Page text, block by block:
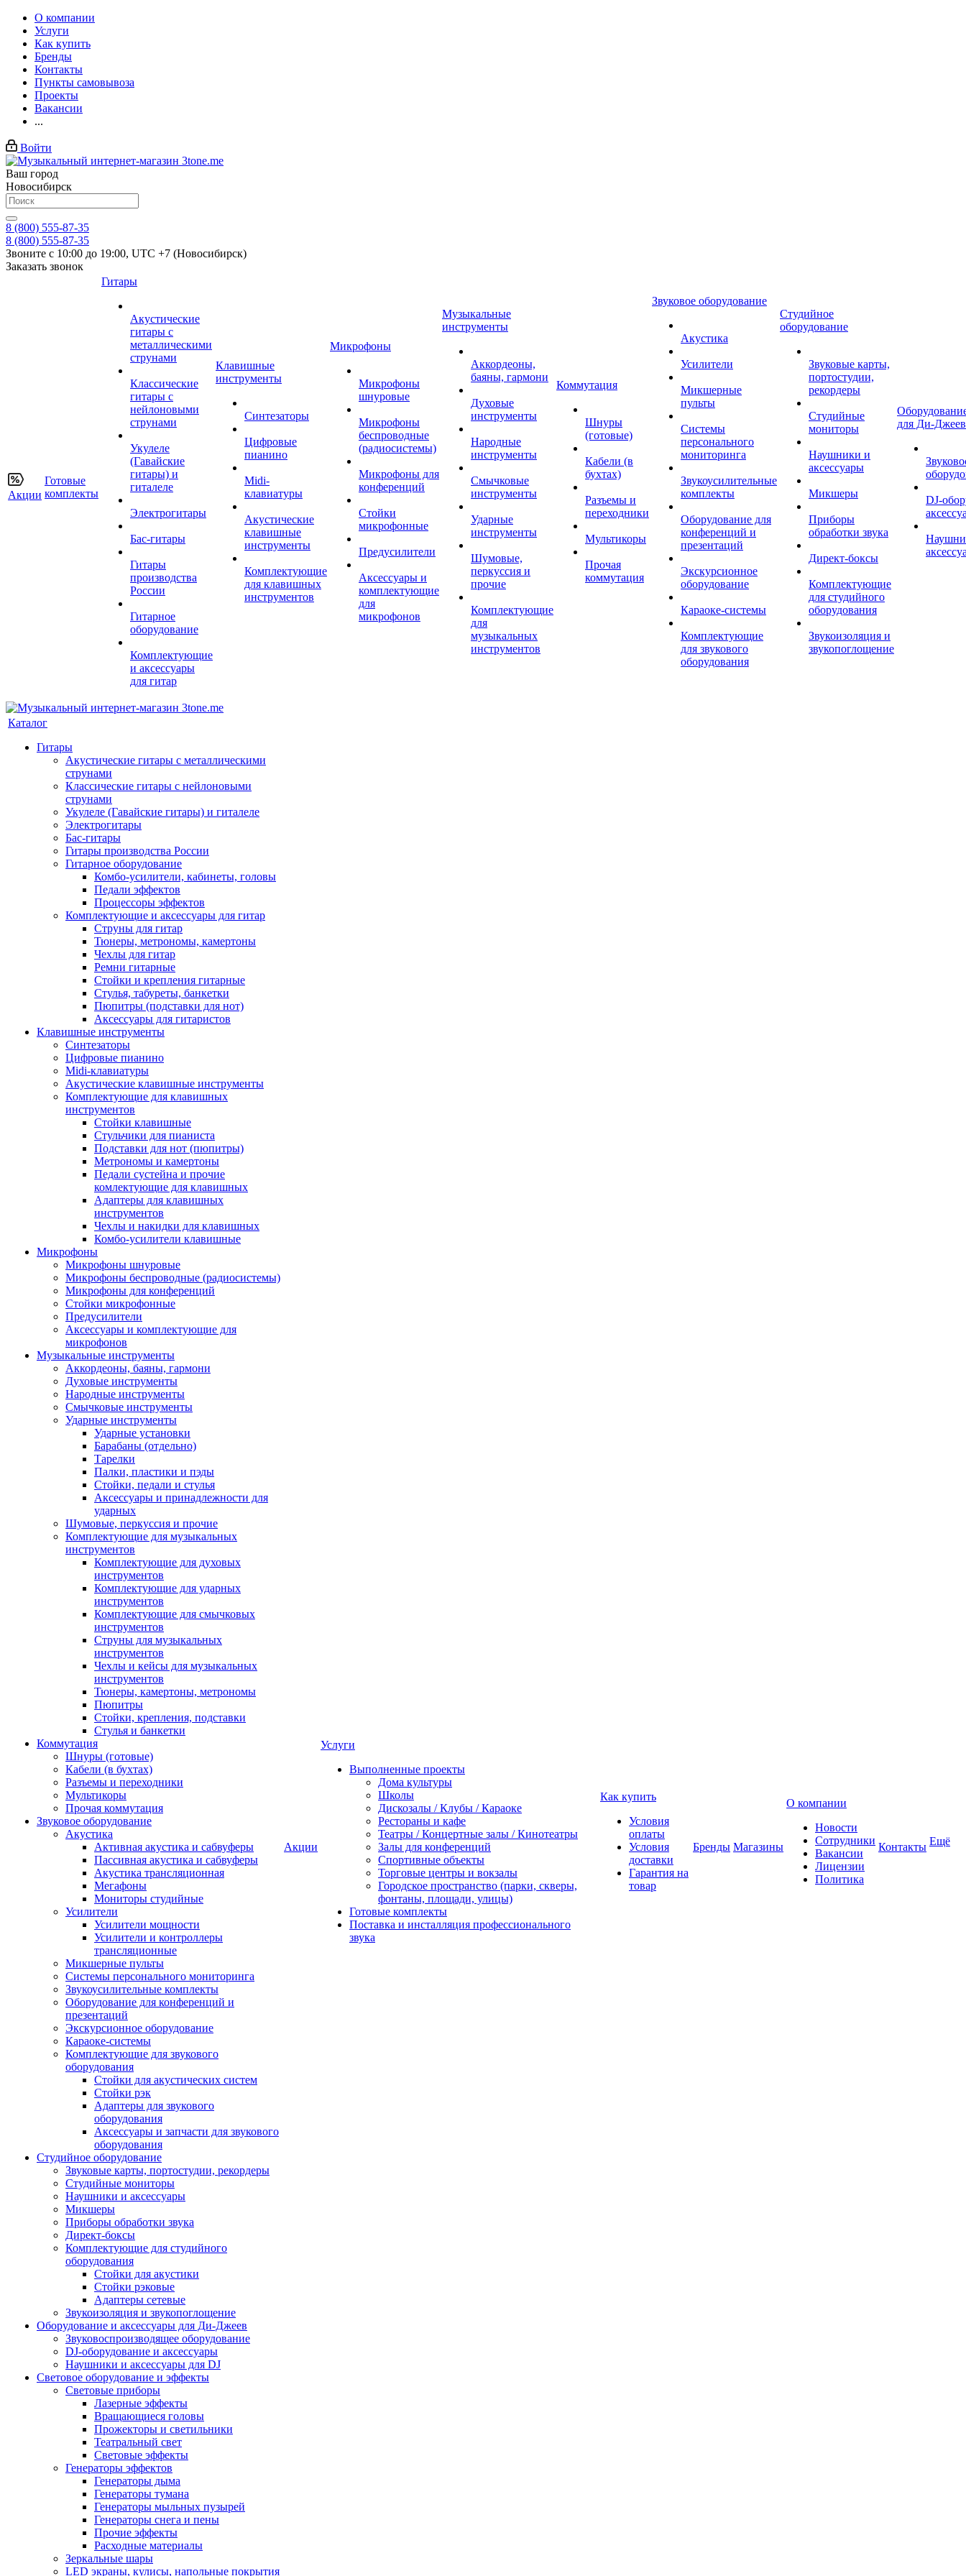
О компании
Услуги
Как купить
Бренды
Контакты
Пункты самовывоза
Проекты
Вакансии
...
Войти
Ваш город
Новосибирск
8 (800) 555-87-35
8 (800) 555-87-35
Звоните с 10:00 до 19:00, UTC +7 (Новосибирск)
Заказать звонок
Акции
Готовые
комплекты
Гитары
Акустические
гитары с
металлическими
струнами
Классические
гитары с
нейлоновыми
струнами
Укулеле
(Гавайские
гитары) и
гиталеле
Электрогитары
Бас-гитары
Гитары
производства
России
Гитарное
оборудование
Комплектующие
и аксессуары
для гитар
Клавишные
инструменты
Синтезаторы
Цифровые
пианино
Midi-
клавиатуры
Акустические
клавишные
инструменты
Комплектующие
для клавишных
инструментов
Микрофоны
Микрофоны
шнуровые
Микрофоны
беспроводные
(радиосистемы)
Микрофоны для
конференций
Стойки
микрофонные
Предусилители
Аксессуары и
комплектующие
для
микрофонов
Музыкальные
инструменты
Аккордеоны,
баяны, гармони
Духовые
инструменты
Народные
инструменты
Смычковые
инструменты
Ударные
инструменты
Шумовые,
перкуссия и
прочие
Комплектующие
для
музыкальных
инструментов
Коммутация
Шнуры
(готовые)
Кабели (в
бухтах)
Разъемы и
переходники
Мультикоры
Прочая
коммутация
Звуковое оборудование
Акустика
Усилители
Микшерные
пульты
Системы
персонального
мониторинга
Звукоусилительные
комплекты
Оборудование для
конференций и
презентаций
Экскурсионное
оборудование
Караоке-системы
Комплектующие
для звукового
оборудования
Студийное
оборудование
Звуковые карты,
портостудии,
рекордеры
Студийные
мониторы
Наушники и
аксессуары
Микшеры
Приборы
обработки звука
Директ-боксы
Комплектующие
для студийного
оборудования
Звукоизоляция и
звукопоглощение
для Ди-Джеев
DJ-
Каталог
Гитары
Акустические гитары с металлическими
струнами
Классические гитары с нейлоновыми
струнами
Укулеле (Гавайские гитары) и гиталеле
Электрогитары
Бас-гитары
Гитары производства России
Гитарное оборудование
Комбо-усилители, кабинеты, головы
Педали эффектов
Процессоры эффектов
Комплектующие и аксессуары для гитар
Струны для гитар
Тюнеры, метрономы, камертоны
Чехлы для гитар
Ремни гитарные
Стойки и крепления гитарные
Стулья, табуреты, банкетки
Пюпитры (подставки для нот)
Аксессуары для гитаристов
Клавишные инструменты
Синтезаторы
Цифровые пианино
Midi-клавиатуры
Акустические клавишные инструменты
Комплектующие для клавишных
инструментов
Стойки клавишные
Стульчики для пианиста
Подставки для нот (пюпитры)
Метрономы и камертоны
Педали сустейна и прочие
комлектующие для клавишных
Адаптеры для клавишных
инструментов
Чехлы и накидки для клавишных
Комбо-усилители клавишные
Микрофоны
Микрофоны шнуровые
Микрофоны беспроводные (радиосистемы)
Микрофоны для конференций
Стойки микрофонные
Предусилители
Аксессуары и комплектующие для
микрофонов
Музыкальные инструменты
Аккордеоны, баяны, гармони
Духовые инструменты
Народные инструменты
Смычковые инструменты
Ударные инструменты
Ударные установки
Барабаны (отдельно)
Тарелки
Палки, пластики и пэды
Стойки, педали и стулья
Аксессуары и принадлежности для
ударных
Шумовые, перкуссия и прочие
Комплектующие для музыкальных
инструментов
Комплектующие для духовых
инструментов
Комплектующие для ударных
инструментов
Комплектующие для смычковых
инструментов
Струны для музыкальных
инструментов
Чехлы и кейсы для музыкальных
инструментов
Тюнеры, камертоны, метрономы
Пюпитры
Стойки, крепления, подставки
Стулья и банкетки
Коммутация
Шнуры (готовые)
Кабели (в бухтах)
Разъемы и переходники
Мультикоры
Прочая коммутация
Звуковое оборудование
Акустика
Активная акустика и сабвуферы
Пассивная акустика и сабвуферы
Акустика трансляционная
Мегафоны
Мониторы студийные
Усилители
Усилители мощности
Усилители и контроллеры
трансляционные
Микшерные пульты
Системы персонального мониторинга
Звукоусилительные комплекты
Оборудование для конференций и
презентаций
Экскурсионное оборудование
Караоке-системы
Комплектующие для звукового
оборудования
Стойки для акустических систем
Стойки рэк
Адаптеры для звукового
оборудования
Аксессуары и запчасти для звукового
оборудования
Студийное оборудование
Звуковые карты, портостудии, рекордеры
Студийные мониторы
Наушники и аксессуары
Микшеры
Приборы обработки звука
Директ-боксы
Комплектующие для студийного
оборудования
Стойки для акустики
Стойки рэковые
Адаптеры сетевые
Звукоизоляция и звукопоглощение
Оборудование и аксессуары для Ди-Джеев
Звуковоспроизводящее оборудование
DJ-оборудование и аксессуары
Наушники и аксессуары для DJ
Световое оборудование и эффекты
Световые приборы
Лазерные эффекты
Вращающиеся головы
Прожекторы и светильники
Театральный свет
Световые эффекты
Генераторы эффектов
Генераторы дыма
Генераторы тумана
Генераторы мыльных пузырей
Генераторы снега и пены
Прочие эффекты
Расходные материалы
Зеркальные шары
LED экраны, кулисы, напольные покрытия
Акции
Услуги
Выполненные проекты
Дома культуры
Школы
Дискозалы / Клубы / Караоке
Рестораны и кафе
Театры / Концертные залы / Кинотеатры
Залы для конференций
Спортивные объекты
Торговые центры и вокзалы
Городское пространство (парки, скверы,
фонтаны, площади, улицы)
Готовые комплекты
Поставка и инсталляция профессионального
звука
Как купить
Условия
оплаты
Условия
доставки
Гарантия на
товар
Бренды Магазины
О компании
Новости
Сотрудники
Вакансии
Лицензии
Политика
Контакты Ещё